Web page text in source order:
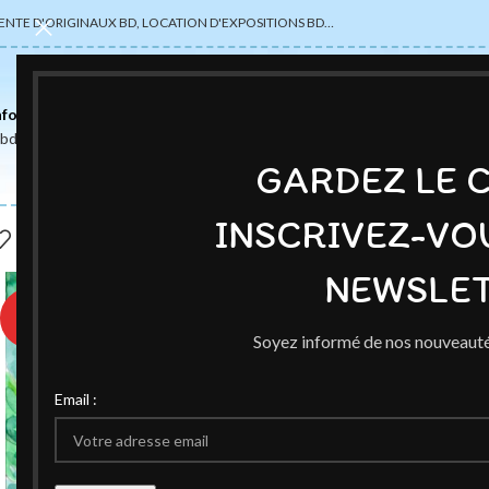
GARDEZ LE
INSCRIVEZ-
Soyez informé de nos
Email :
D'ORIGINAUX BD, LOCATION D'EXPOSITIONS BD…